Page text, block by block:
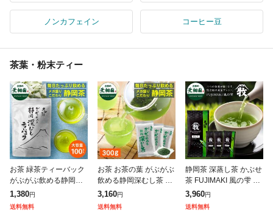
ノンカフェイン コーヒー豆
茶葉・粉末ティー
お茶 緑茶ティーバック
がぶがぶ飲める静岡深
むしティーパック 100
個入 総合ランキング1
位 送料無料 がぶ飲み
1,380円
送料無料
お茶 お茶の葉 がぶがぶ
飲める静岡深むし茶 30
0g (100g入り×3袋) メ
ガ盛り 総合ランキング
1位 送料無料 がぶ飲み
3,160円
送料無料
静岡茶 深蒸し茶 かぶせ
茶 FUJIMAKI 風の雫 28
0g (70g入り×4袋) 送料
無料 緑茶 日本茶 お茶
お茶の葉 茶
3,960円
送料無料